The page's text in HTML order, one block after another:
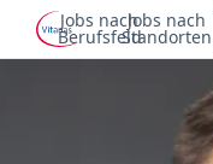
Jobs nach
Berufsfeld
Jobs nach
Standorten